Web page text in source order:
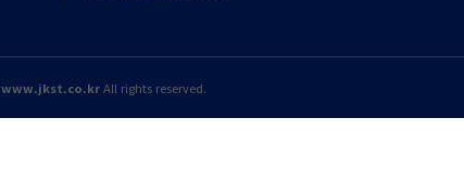
www.jkst.co.krAll rights reserved.